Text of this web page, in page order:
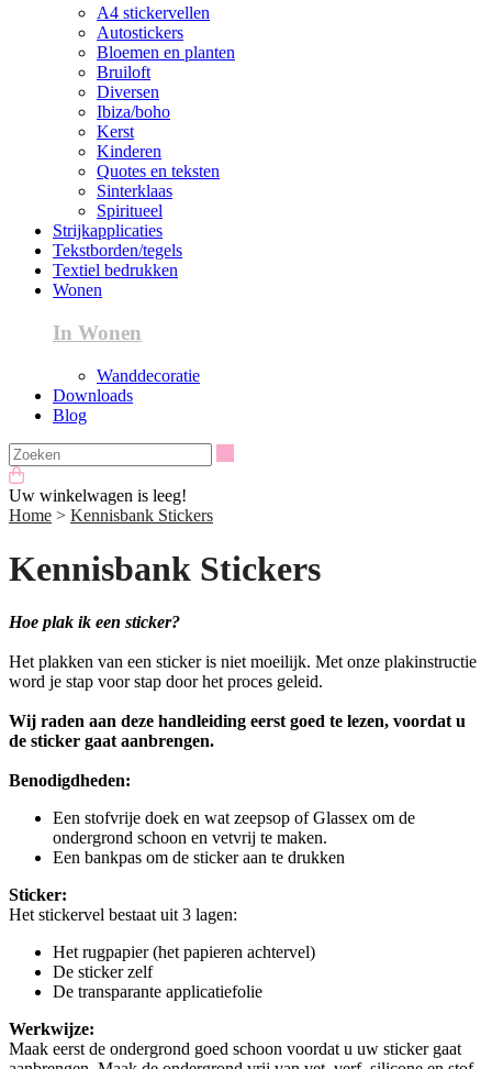
A4 stickervellen
Autostickers
Bloemen en planten
Bruiloft
Diversen
Ibiza/boho
Kerst
Kinderen
Quotes en teksten
Sinterklaas
Spiritueel
Strijkapplicaties
Tekstborden/tegels
Textiel bedrukken
Wonen
In Wonen
Wanddecoratie
Downloads
Blog
Uw winkelwagen is leeg!
Home > Kennisbank Stickers
Kennisbank Stickers
Hoe plak ik een sticker?
Het plakken van een sticker is niet moeilijk. Met onze plakinstructie
word je stap voor stap door het proces geleid.
Wij raden aan deze handleiding eerst goed te lezen, voordat u
de sticker gaat aanbrengen.
Benodigdheden:
Een stofvrije doek en wat zeepsop of Glassex om de
ondergrond schoon en vetvrij te maken.
Een bankpas om de sticker aan te drukken
Sticker:
Het stickervel bestaat uit 3 lagen:
Het rugpapier (het papieren achtervel)
De sticker zelf
De transparante applicatiefolie
Werkwijze:
Maak eerst de ondergrond goed schoon voordat u uw sticker gaat